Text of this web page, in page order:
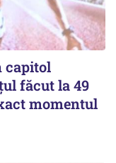
capitol
făcut la 49
momentul